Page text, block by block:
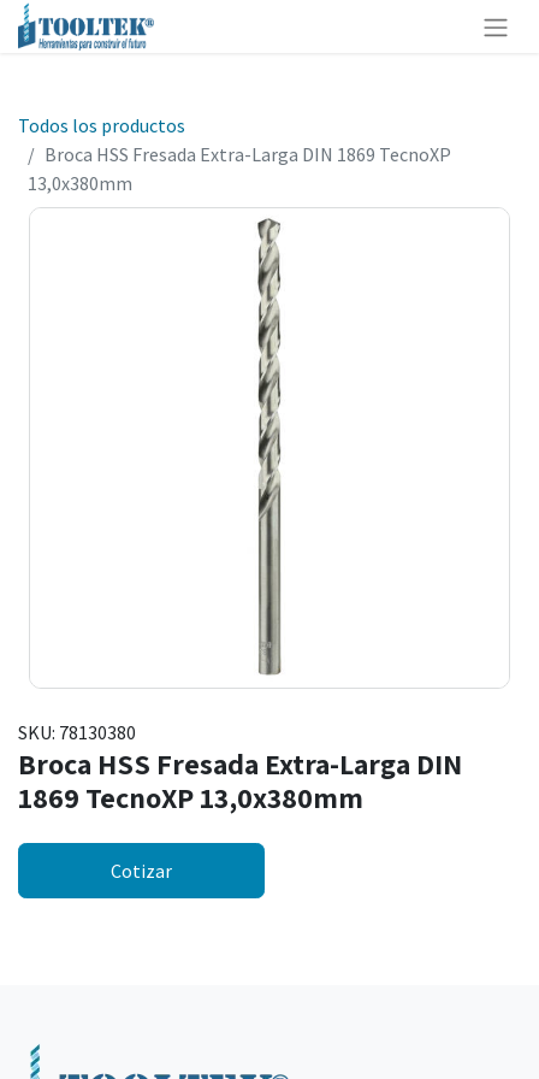
Todos los productos
Broca HSS Fresada Extra-Larga DIN 1869 TecnoXP
13,0x380mm
SKU: 78130380
Broca HSS Fresada Extra-Larga DIN
1869 TecnoXP 13,0x380mm
Cotizar